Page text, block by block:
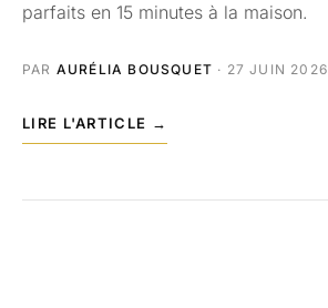
parfaits en 15 minutes à la maison.
PAR AURÉLIA BOUSQUET · 27 JUIN 2026
LIRE L'ARTICLE →